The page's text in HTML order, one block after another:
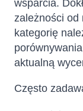
wsparcia.
zależności od
kategorię
aktualną
Często